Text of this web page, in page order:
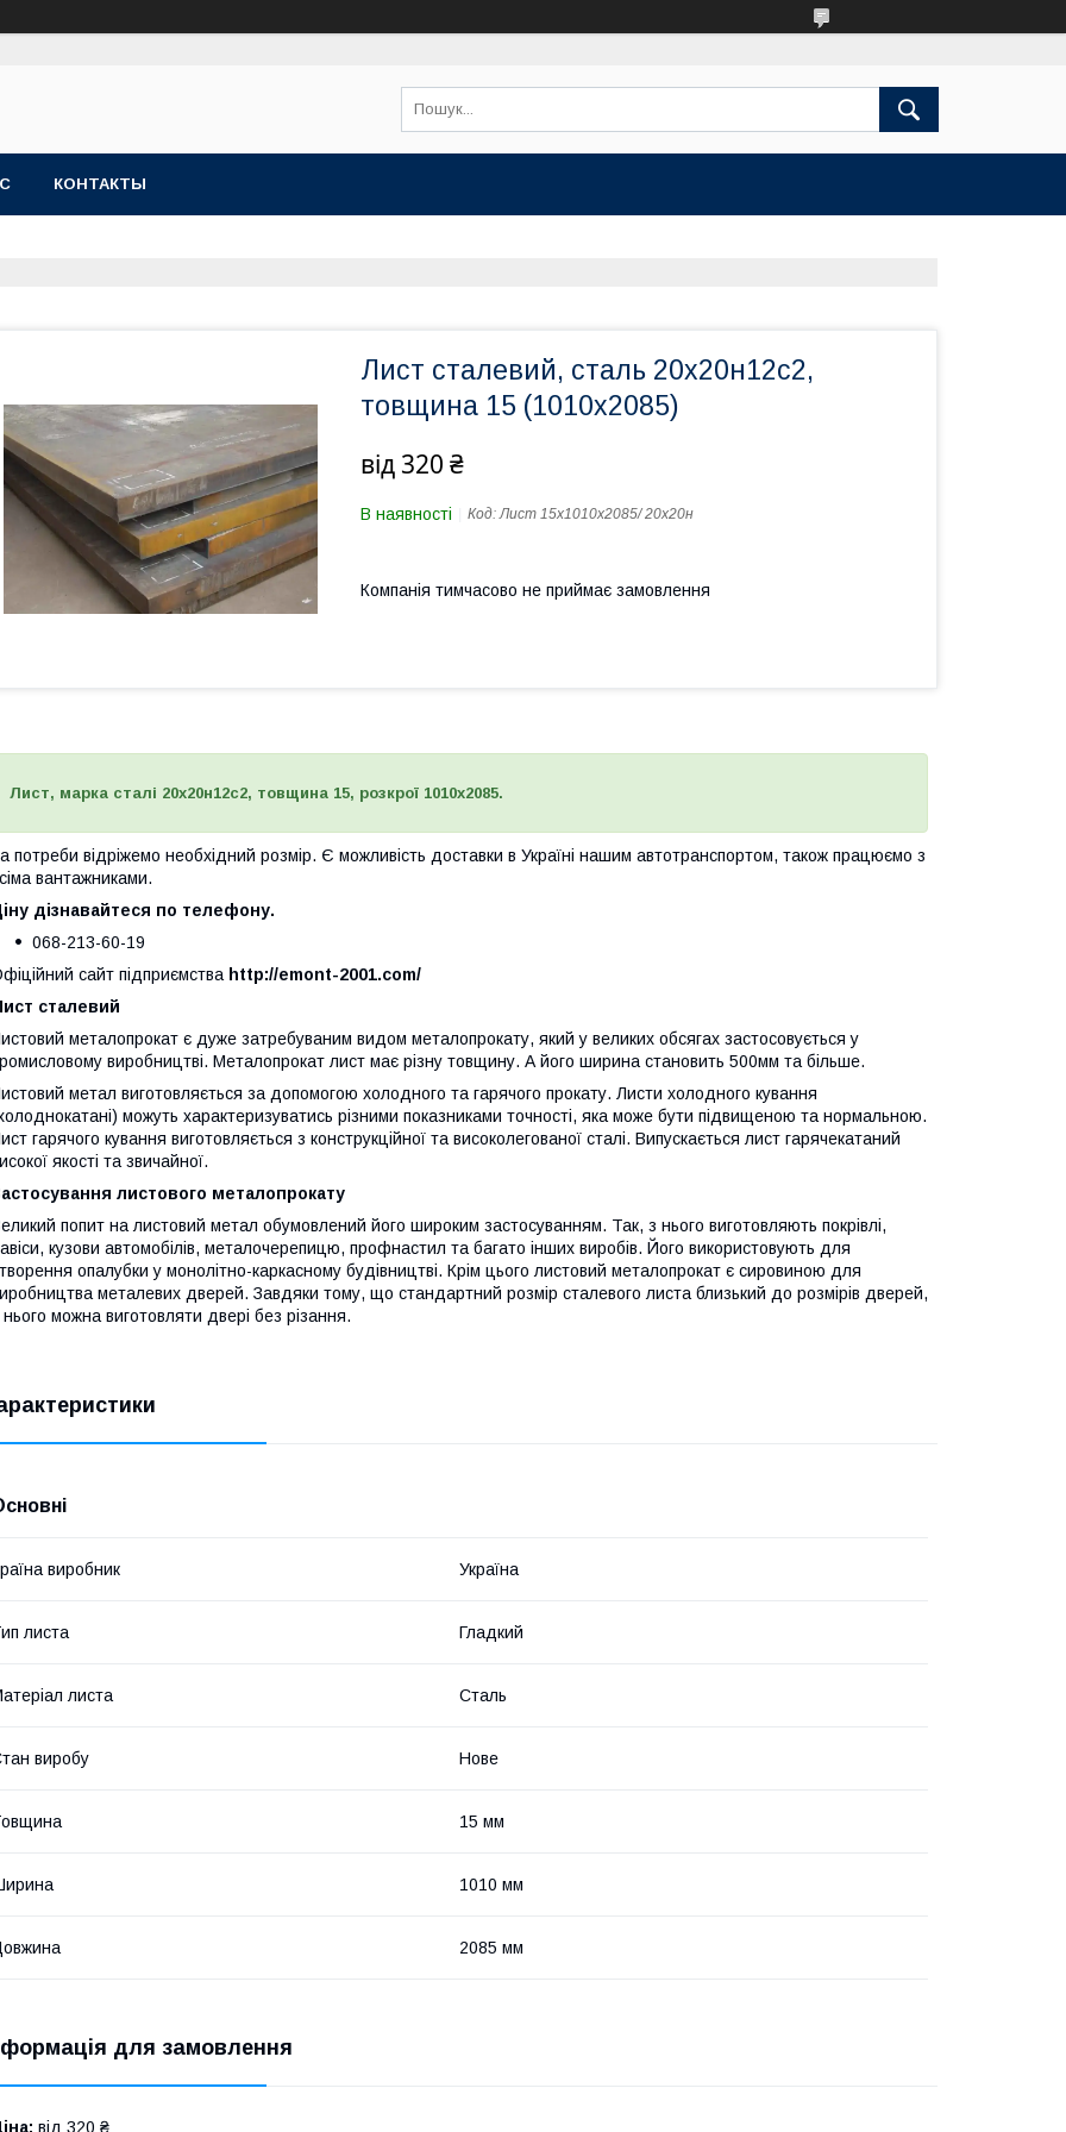
КОНТАКТЫ
Лист сталевий, сталь 20х20н12с2,
товщина 15 (1010х2085)
від 320 ₴
В наявності Код:Лист 15х1010х2085/ 20х20н
Компанія тимчасово не приймає замовлення
Лист, марка сталі 20х20н12с2, товщина 15, розкрої 1010х2085.
потреби відріжемо необхідний розмір. Є можливість доставки в Україні нашим автотранспортом, також працюємо з
вантажниками.
дізнавайтеся по телефону.
068-213-60-19
сайт підприємства http://emont-2001.com/
сталевий
металопрокат є дуже затребуваним видом металопрокату, який у великих обсягах застосовується у
виробництві. Металопрокат лист має різну товщину. А його ширина становить 500мм та більше.
метал виготовляється за допомогою холодного та гарячого прокату. Листи холодного кування
можуть характеризуватись різними показниками точності, яка може бути підвищеною та нормальною.
гарячого кування виготовляється з конструкційної та високолегованої сталі. Випускається лист гарячекатаний
якості та звичайної.
листового металопрокату
попит на листовий метал обумовлений його широким застосуванням. Так, з нього виготовляють покрівлі,
кузови автомобілів, металочерепицю, профнастил та багато інших виробів. Його використовують для
опалубки у монолітно-каркасному будівництві. Крім цього листовий металопрокат є сировиною для
металевих дверей. Завдяки тому, що стандартний розмір сталевого листа близький до розмірів дверей,
нього можна виготовляти двері без різання.
виробник Україна
листа Гладкий
листа Сталь
виробу Нове
15 мм
1010 мм
2085 мм
для замовлення
від 320 ₴